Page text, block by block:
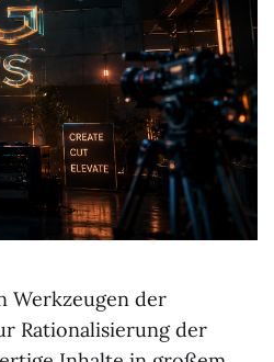
Werkzeugen der
Rationalisierung der